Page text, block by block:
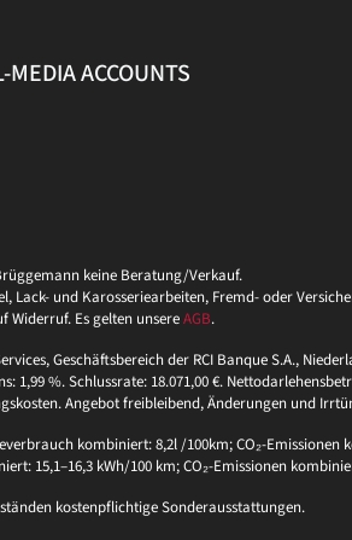
ACCOUNTS
keine Beratung/Verkauf.
Lack- und Karosseriearbeiten, Fremd- oder
Widerruf. Es gelten unsereAGB.
Geschäftsbereich der RCI Banque S.A.,
%. Schlussrate: 18.071,00 €.
Angebot freibleibend, Änderungen und
kombiniert: 8,2l /100km; CO₂-
15,1–16,3 kWh/100 km; CO₂-Emissionen
kostenpflichtige Sonderausstattungen.